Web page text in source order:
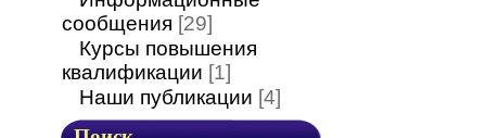
сообщения [29]
Курсы повышения
квалификации [1]
Наши публикации [4]